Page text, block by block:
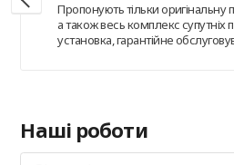
Пропонують тільки
а також весь комплекс супутніх
установка, гарантійне
Наші роботи